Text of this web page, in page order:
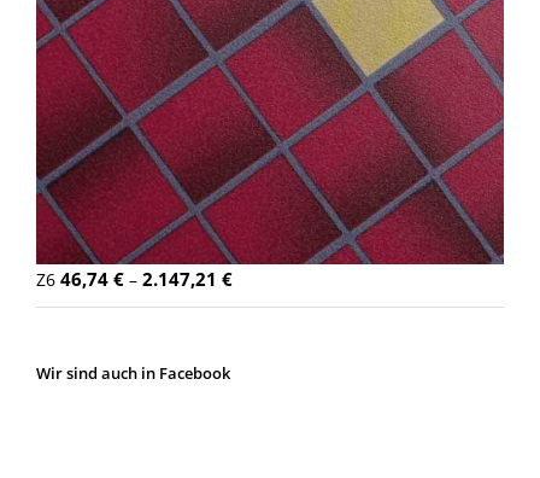
Z6 46,74 € – 2.147,21 €
Wir sind auch in Facebook